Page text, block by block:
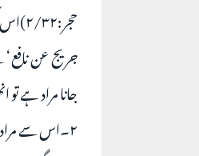
جريج عن
جانا مراد ہے
۲۔اس سے مراد یہ ہے کہ وقت مختار میں نہ پڑھے ۔